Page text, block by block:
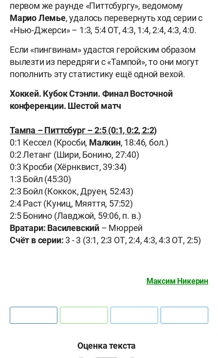
первом же раунде «Питтсбургу», ведомому
Марио Лемье, удалось перевернуть ход серии с
«Нью-Джерси» – 1:3, 5:4 ОТ, 4:3, 1:4, 2:4, 4:3, 4:0.
Если «пингвинам» удастся геройским образом
вылезти из передряги с «Тампой», то они могут
пополнить эту статистику ещё одной вехой.
Хоккей. Кубок Стэнли. Финал Восточной
конференции. Шестой матч
Тампа – Питтсбург – 2:5 (0:1, 0:2, 2:2)
0:1 Кессел (Кросби, Малкин, 18:46, бол.)
0:2 Летанг (Шири, Бонино, 27:40)
0:3 Кросби (Хёрнквист, 39:34)
1:3 Бойл (45:30)
2:3 Бойл (Коккок, Друен, 52:43)
2:4 Раст (Куниц, Мяяття, 57:52)
2:5 Бонино (Лавджой, 59:06, п. в.)
Вратари: Василевский – Мюррей
Счёт в серии: 3 - 3 (3:1, 2:3 ОТ, 2:4, 4:3, 4:3 ОТ, 2:5)
Максим Никерин
Оценка текста